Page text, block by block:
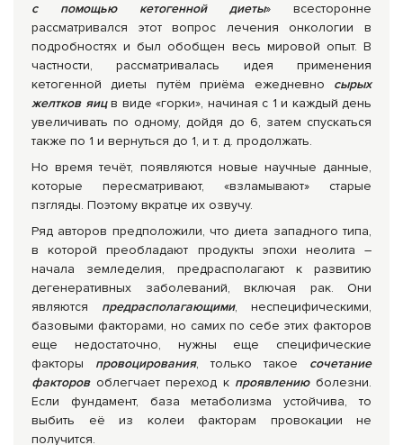
с помощью кетогенной диеты» всесторонне
рассматривался этот вопрос лечения онкологии в
подробностях и был обобщен весь мировой опыт. В
частности, рассматривалась идея применения
кетогенной диеты путём приёма ежедневно сырых
желтков яицв виде «горки», начиная с 1 и каждый день
увеличивать по одному, дойдя до 6, затем спускаться
также по 1 и вернуться до 1, и т. д. продолжать.
Но время течёт, появляются новые научные данные,
которые пересматривают, «взламывают» старые
пзгляды. Поэтому вкратце их озвучу.
Ряд авторов предположили, что диета западного типа,
в которой преобладают продукты эпохи неолита –
начала земледелия, предрасполагают к развитию
дегенеративных заболеваний, включая рак. Они
являются предрасполагающими, неспецифическими,
базовыми факторами, но самих по себе этих факторов
еще недостаточно, нужны еще специфические
факторы провоцирования, только такое сочетание
факторовоблегчает переход к проявлениюболезни.
Если фундамент, база метаболизма устойчива, то
выбить её из колеи факторам провокации не
получится.